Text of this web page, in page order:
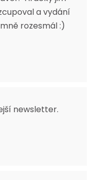
a vydání
rozesmál :)
newsletter.